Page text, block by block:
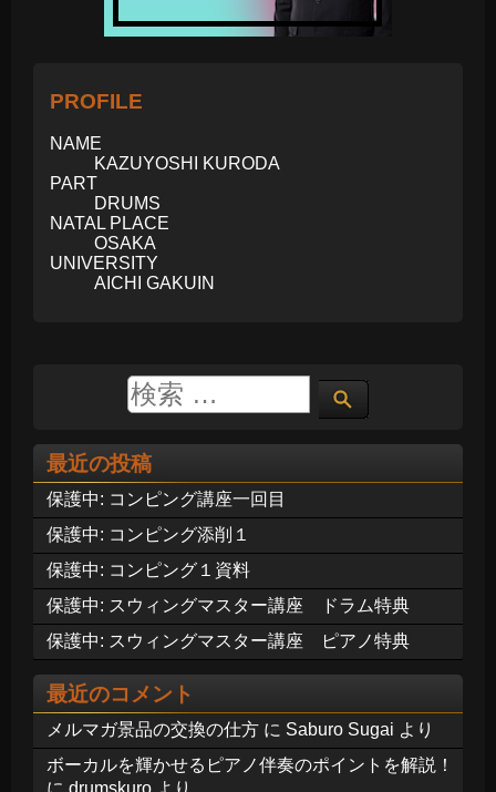
PROFILE
NAME
KAZUYOSHI KURODA
PART
DRUMS
NATAL PLACE
OSAKA
UNIVERSITY
AICHI GAKUIN
最近の投稿
保護中: コンピング講座一回目
保護中: コンピング添削１
保護中: コンピング１資料
保護中: スウィングマスター講座 ドラム特典
保護中: スウィングマスター講座 ピアノ特典
最近のコメント
メルマガ景品の交換の仕方 に Saburo Sugai より
ボーカルを輝かせるピアノ伴奏のポイントを解説！
に drumskuro より